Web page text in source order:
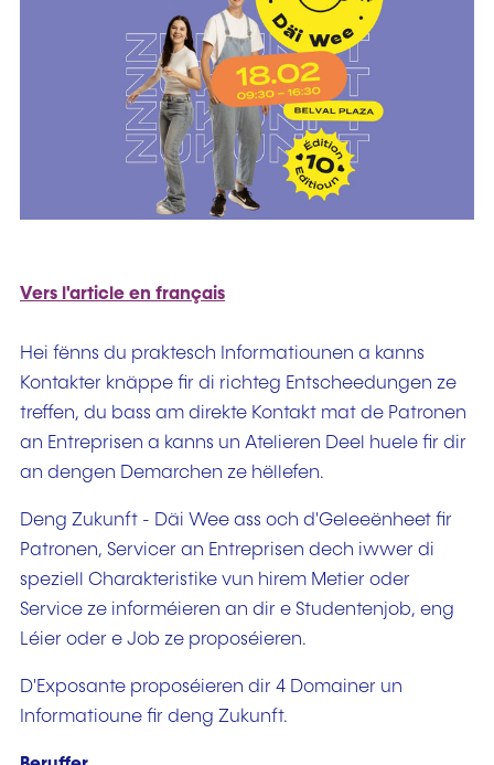
Vers l'article en français
Hei fënns du praktesch Informatiounen a kanns
Kontakter knäppe fir di richteg Entscheedungen ze
treffen, du bass am direkte Kontakt mat de Patronen
an Entreprisen a kanns un Atelieren Deel huele fir dir
an dengen Demarchen ze hëllefen.
Deng Zukunft - Däi Wee ass och d'Geleeënheet fir
Patronen, Servicer an Entreprisen dech iwwer di
speziell Charakteristike vun hirem Metier oder
Service ze informéieren an dir e Studentenjob, eng
Léier oder e Job ze proposéieren.
D'Exposante proposéieren dir 4 Domainer un
Informatioune fir deng Zukunft.